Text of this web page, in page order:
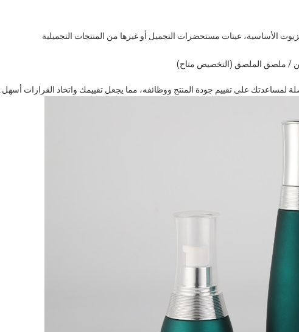
الأساسية، عينات مستحضرات التجميل أو غيرها من المنتجات التجميلية
/ ملصق الملصق (التخصيص متاح)
لمساعدتك على تقييم جودة المنتج ووظائفه، مما يجعل تقييمك واتخاذ القرارات أسهل.